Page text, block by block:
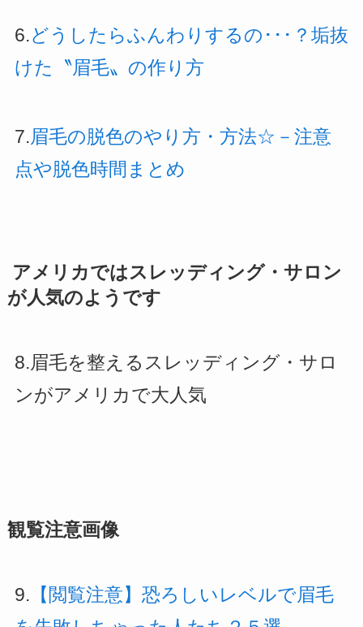
6.どうしたらふんわりするの･･･？垢抜
けた〝眉毛〟の作り方
7.眉毛の脱色のやり方・方法☆－注意
点や脱色時間まとめ
アメリカではスレッディング・サロン
が人気のようです
8.眉毛を整えるスレッディング・サロ
ンがアメリカで大人気
観覧注意画像
9. 【閲覧注意】恐ろしいレベルで眉毛